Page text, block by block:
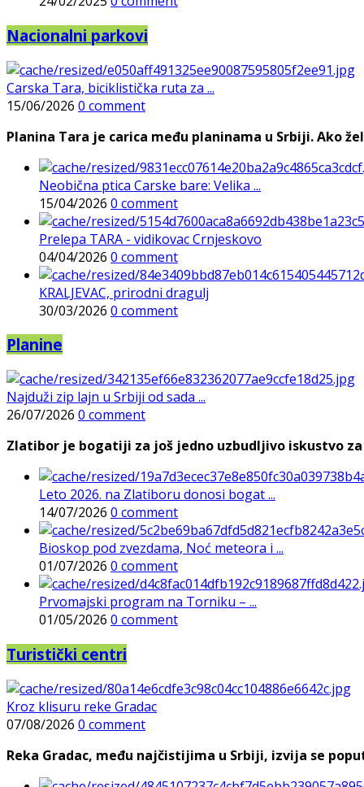
Nacionalni parkovi
Carska Tara, biciklistička ruta za ...
15/06/2026 0 comment
Planina Tara je carica među planinama u Srbiji. Ako
Neobična ptica Carske bare: Velika ...
15/04/2026 0 comment
Prelepa TARA - vidikovac Crnjeskovo
04/04/2026 0 comment
KRALJEVAC, prirodni dragulj
30/03/2026 0 comment
Planine
Najduži zip lajn u Srbiji od sada ...
26/07/2026 0 comment
Zlatibor je bogatiji za još jedno uzbudljivo iskustvo
Leto 2026. na Zlatiboru donosi bogat ...
14/07/2026 0 comment
Bioskop pod zvezdama, Noć meteora i ...
01/07/2026 0 comment
Prvomajski program na Torniku – ...
01/05/2026 0 comment
Turistički centri
Kroz klisuru reke Gradac
07/08/2026 0 comment
Reka Gradac, među najčistijima u Srbiji, izvija se